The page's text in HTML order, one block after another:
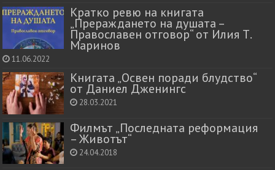
Кратко ревю на книгата
„Прераждането на душата –
Православен отговор“ от Илия Т.
Маринов
11.06.2022
Книгата „Освен поради блудство“
от Даниел Дженингс
28.03.2021
Филмът „Последната реформация
– Животът“
24.04.2018